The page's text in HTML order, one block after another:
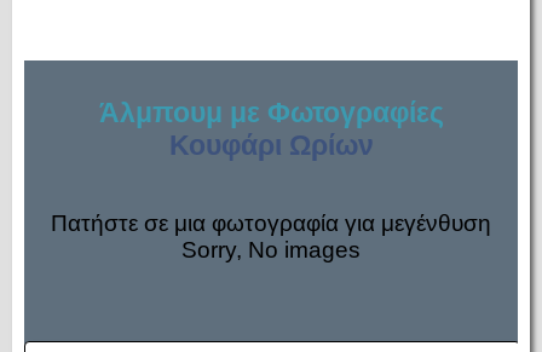
Άλμπουμ με Φωτογραφίες
Κουφάρι Ωρίων
Πατήστε σε μια φωτογραφία για μεγένθυση
Sorry, No images